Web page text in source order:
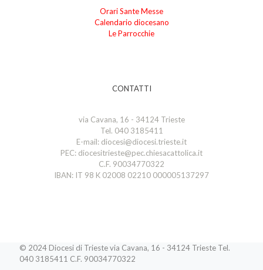
Orari Sante Messe
Calendario diocesano
Le Parrocchie
CONTATTI
via Cavana, 16 - 34124 Trieste
Tel. 040 3185411
E-mail: diocesi@diocesi.trieste.it
PEC: diocesitrieste@pec.chiesacattolica.it
C.F. 90034770322
IBAN: IT 98 K 02008 02210 000005137297
© 2024 Diocesi di Trieste via Cavana, 16 - 34124 Trieste Tel.
040 3185411 C.F. 90034770322